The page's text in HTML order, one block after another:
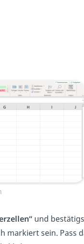
und
markiert sein. Pass